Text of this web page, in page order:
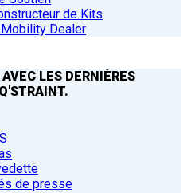
de Kits
Dealer
LES DERNIÈRES
de presse